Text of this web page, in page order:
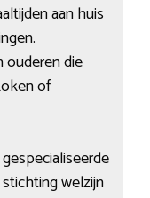
aan huis
ouderen die
of
welzijn